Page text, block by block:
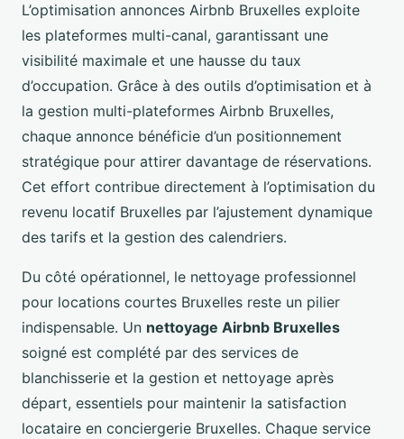
L’optimisation annonces Airbnb Bruxelles exploite
les plateformes multi-canal, garantissant une
visibilité maximale et une hausse du taux
d’occupation. Grâce à des outils d’optimisation et à
la gestion multi-plateformes Airbnb Bruxelles,
chaque annonce bénéficie d’un positionnement
stratégique pour attirer davantage de réservations.
Cet effort contribue directement à l’optimisation du
revenu locatif Bruxelles par l’ajustement dynamique
des tarifs et la gestion des calendriers.
Du côté opérationnel, le nettoyage professionnel
pour locations courtes Bruxelles reste un pilier
indispensable. Un nettoyage Airbnb Bruxelles
soigné est complété par des services de
blanchisserie et la gestion et nettoyage après
départ, essentiels pour maintenir la satisfaction
locataire en conciergerie Bruxelles. Chaque service